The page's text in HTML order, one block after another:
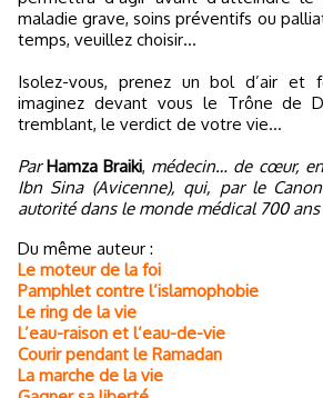
maladie grave, soins préventifs ou
temps, veuillez choisir…
Isolez-vous, prenez un bol d’air et
imaginez devant vous le Trône de
tremblant, le verdict de votre vie…
Par Hamza Braiki, médecin… de cœur,
Ibn Sina (Avicenne), qui, par le
autorité dans le monde médical 700
Du même auteur :
Le moteur de la foi
Pamphlet contre l’islamophobie
Le ring de la vie
L’eau-raison et l’eau-de-vie
Courir pendant le Ramadan
La marche de la vie